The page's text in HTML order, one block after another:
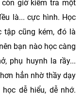
giờ kiểm tra một
là... cực hình. Học
tập cũng kém, đó là
bạn nào học càng
phụ huynh la rầy...
hẳn nhờ thầy dạy
dễ hiểu, dễ nhớ.